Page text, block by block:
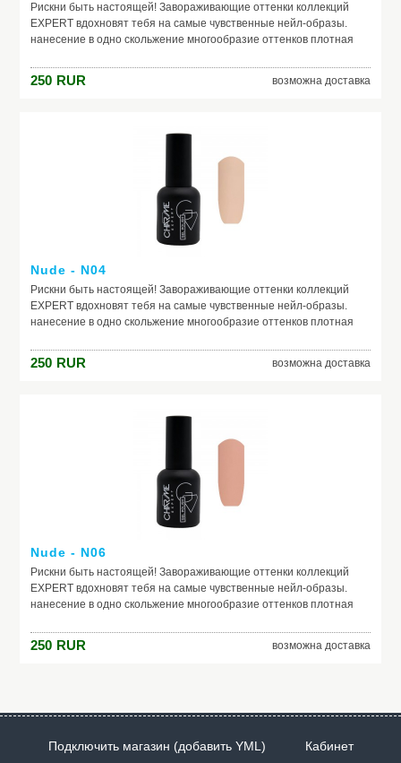
Рискни быть настоящей! Завораживающие оттенки коллекций
EXPERT вдохновят тебя на самые чувственные нейл-образы.
нанесение в одно скольжение многообразие оттенков плотная
250 RUR возможна доставка
Nude - N04
Рискни быть настоящей! Завораживающие оттенки коллекций
EXPERT вдохновят тебя на самые чувственные нейл-образы.
нанесение в одно скольжение многообразие оттенков плотная
250 RUR возможна доставка
Nude - N06
Рискни быть настоящей! Завораживающие оттенки коллекций
EXPERT вдохновят тебя на самые чувственные нейл-образы.
нанесение в одно скольжение многообразие оттенков плотная
250 RUR возможна доставка
Подключить магазин (добавить YML) Кабинет